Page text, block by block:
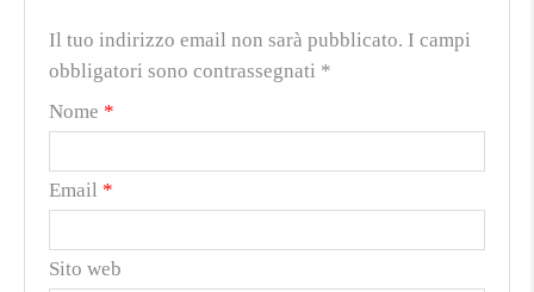
Il tuo indirizzo email non sarà pubblicato. I campi
obbligatori sono contrassegnati *
Nome *
Email *
Sito web